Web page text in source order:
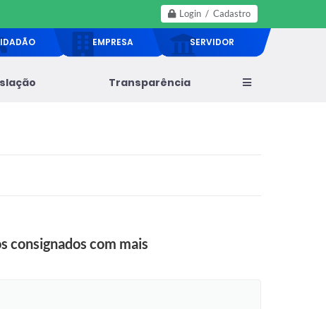
Login / Cadastro
EMPRESA SERVIDOR
Transparência
consignados com mais